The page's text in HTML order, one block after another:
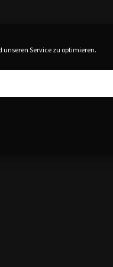
unseren Service zu optimieren.